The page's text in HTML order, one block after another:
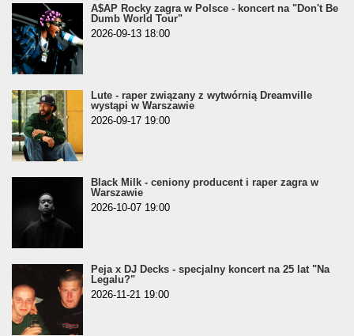
A$AP Rocky zagra w Polsce - koncert na "Don't Be
Dumb World Tour"
2026-09-13 18:00
Lute - raper związany z wytwórnią Dreamville
wystąpi w Warszawie
2026-09-17 19:00
Black Milk - ceniony producent i raper zagra w
Warszawie
2026-10-07 19:00
Peja x DJ Decks - specjalny koncert na 25 lat "Na
Legalu?"
2026-11-21 19:00